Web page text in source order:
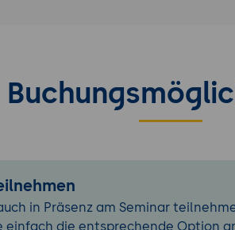
Entwurfsmustern
von Entwurfsmustern
in Präsenz am Seminar
einfach die entsprechende Option